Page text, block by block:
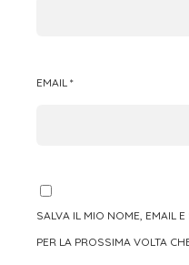
EMAIL *
SALVA IL MIO NOME, EMAIL
PER LA PROSSIMA VOLTA